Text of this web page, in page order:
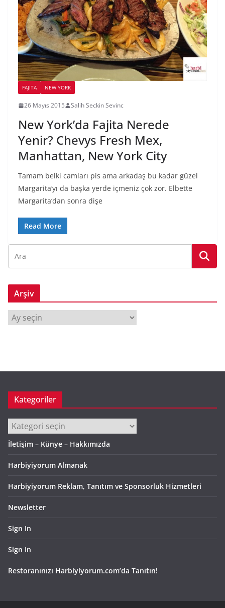
FAJITA NEW YORK
26 Mayıs 2015 Salih Seckin Sevinc
New York’da Fajita Nerede
Yenir? Chevys Fresh Mex,
Manhattan, New York City
Tamam belki camları pis ama arkadaş bu kadar güzel
Margarita‘yı da başka yerde içmeniz çok zor. Elbette
Margarita‘dan sonra dişe
Read More
Arşiv
Kategoriler
Kategoriler
İletişim – Künye – Hakkımızda
Harbiyiyorum Almanak
Harbiyiyorum Reklam, Tanıtım ve Sponsorluk Hizmetleri
Newsletter
Sign In
Sign In
Restoranınızı Harbiyiyorum.com’da Tanıtın!